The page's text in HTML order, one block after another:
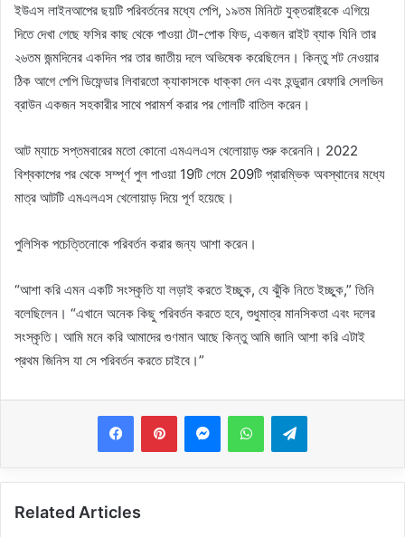
ইউএস লাইনআপের ছয়টি পরিবর্তনের মধ্যে পেপি, ১৯তম মিনিটে যুক্তরাষ্ট্রকে এগিয়ে
দিতে দেখা গেছে ফসির কাছ থেকে পাওয়া টো-পোক ফিড, একজন রাইট ব্যাক যিনি তার
২৬তম জন্মদিনের একদিন পর তার জাতীয় দলে অভিষেক করেছিলেন। কিন্তু শট নেওয়ার
ঠিক আগে পেপি ডিফেন্ডার লিবারতো ক্যাকাসকে ধাক্কা দেন এবং হন্ডুরান রেফারি সেলভিন
ব্রাউন একজন সহকারীর সাথে পরামর্শ করার পর গোলটি বাতিল করেন।
আট ম্যাচে সপ্তমবারের মতো কোনো এমএলএস খেলোয়াড় শুরু করেননি। 2022
বিশ্বকাপের পর থেকে সম্পূর্ণ পুল পাওয়া 19টি গেমে 209টি প্রারম্ভিক অবস্থানের মধ্যে
মাত্র আটটি এমএলএস খেলোয়াড় দিয়ে পূর্ণ হয়েছে।
পুলিসিক পচেত্তিনোকে পরিবর্তন করার জন্য আশা করেন।
“আশা করি এমন একটি সংস্কৃতি যা লড়াই করতে ইচ্ছুক, যে ঝুঁকি নিতে ইচ্ছুক,” তিনি
বলেছিলেন। “এখানে অনেক কিছু পরিবর্তন করতে হবে, শুধুমাত্র মানসিকতা এবং দলের
সংস্কৃতি। আমি মনে করি আমাদের গুণমান আছে কিন্তু আমি জানি আশা করি এটাই
প্রথম জিনিস যা সে পরিবর্তন করতে চাইবে।”
MessengerWhatsAppTelegram
Related Articles